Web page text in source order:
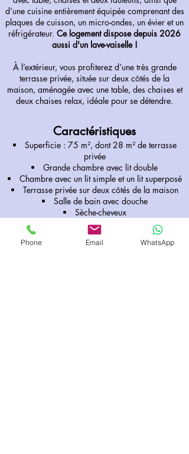
d’une cuisine entièrement équipée comprenant des
plaques de cuisson, un micro-ondes, un évier et un
réfrigérateur. Ce logement dispose depuis 2026
aussi d'un lave-vaiselle !
À l’extérieur, vous profiterez d’une très grande
terrasse privée, située sur deux côtés de la
maison, aménagée avec une table, des chaises et
deux chaises relax, idéale pour se détendre.
Caractéristiques
Superficie : 75 m², dont 28 m² de terrasse
privée
Grande chambre avec lit double
Chambre avec un lit simple et un lit superposé
Terrasse privée sur deux côtés de la maison
Salle de bain avec douche
Sèche-cheveux
Télévision
Phone Email WhatsApp